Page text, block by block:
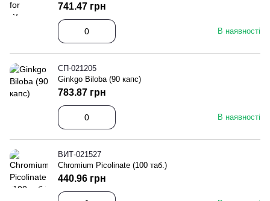
В наявності
741.47 грн
СП-021205
Ginkgo Biloba (90 капс)
В наявності
783.87 грн
ВИТ-021527
Chromium Picolinate (100 таб.)
440.96 грн